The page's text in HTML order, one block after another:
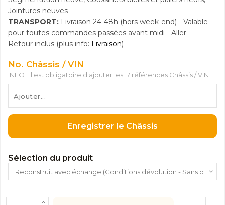
Jointures neuves
TRANSPORT: Livraison 24-48h (hors week-end) - Valable
pour toutes commandes passées avant midi - Aller -
Retour inclus (plus info: Livraison)
No. Châssis / VIN
INFO : Il est obligatoire d'ajouter les 17 références Châssis / VIN
Enregistrer le Châssis
Sélection du produit